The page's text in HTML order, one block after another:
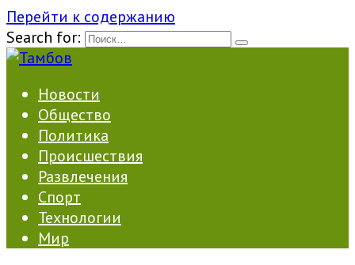
Перейти к содержанию
Search for:
Новости
Общество
Политика
Происшествия
Развлечения
Спорт
Технологии
Мир